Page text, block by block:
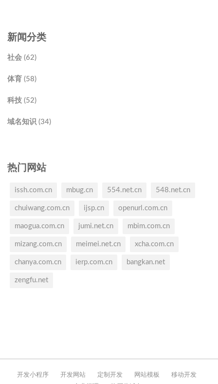
新闻分类
社会 (62)
体育 (58)
科技 (52)
域名知识 (34)
热门网站
issh.com.cn mbug.cn 554.net.cn 548.net.cn
chuiwang.com.cn ijsp.cn openurl.com.cn
maogua.com.cn jumi.net.cn mbim.com.cn
mizang.com.cn meimei.net.cn xcha.com.cn
chanya.com.cn ierp.com.cn bangkan.net
zengfu.net
开发小程序 开发网站 定制开发 网站模板
移动开发